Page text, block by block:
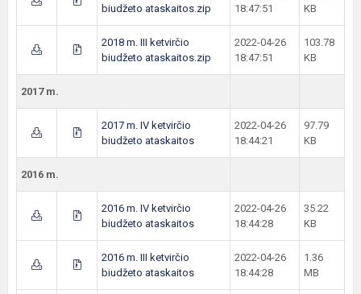
biudžeto ataskaitos.zip
18:47:51
KB
2018 m. III ketvirčio
biudžeto ataskaitos.zip
2022-04-26
18:47:51
103.78
KB
2017 m.
2017 m. IV ketvirčio
biudžeto ataskaitos
2022-04-26
18:44:21
97.79
KB
2016 m.
2016 m. IV ketvirčio
biudžeto ataskaitos
2022-04-26
18:44:28
35.22
KB
2016 m. III ketvirčio
biudžeto ataskaitos
2022-04-26
18:44:28
1.36
MB